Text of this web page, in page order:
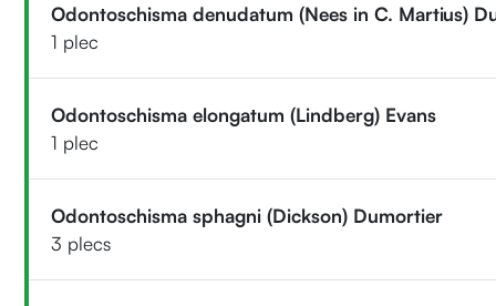
Odontoschisma denudatum (Nees in C. Martius)
1 plec
Odontoschisma elongatum (Lindberg) Evans
1 plec
Odontoschisma sphagni (Dickson) Dumortier
3 plecs